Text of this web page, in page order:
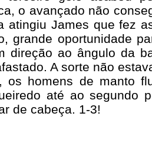
o avançado não
atingiu James que fez
grande oportunidade
direção ao ângulo da
A sorte não
os homens de manto
até ao segundo
de cabeça. 1-3!